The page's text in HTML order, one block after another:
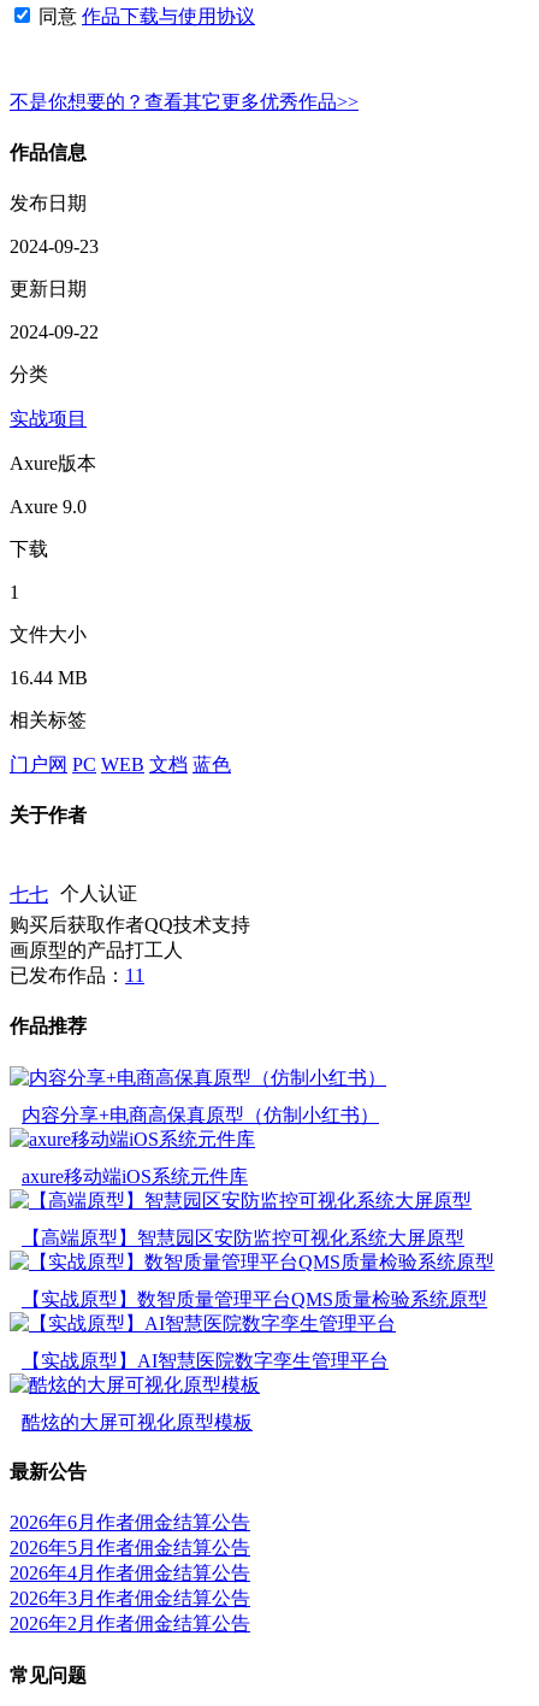
同意 作品下载与使用协议
不是你想要的？查看其它更多优秀作品>>
作品信息
发布日期
2024-09-23
更新日期
2024-09-22
分类
实战项目
Axure版本
Axure 9.0
下载
1
文件大小
16.44 MB
相关标签
门户网 PC WEB 文档 蓝色
关于作者
七七
个人认证
购买后获取作者QQ技术支持
画原型的产品打工人
已发布作品： 11
作品推荐
内容分享+电商高保真原型（仿制小红书）
axure移动端iOS系统元件库
【高端原型】智慧园区安防监控可视化系统大屏原型
【实战原型】数智质量管理平台QMS质量检验系统原型
【实战原型】AI智慧医院数字孪生管理平台
酷炫的大屏可视化原型模板
最新公告
2026年6月作者佣金结算公告
2026年5月作者佣金结算公告
2026年4月作者佣金结算公告
2026年3月作者佣金结算公告
2026年2月作者佣金结算公告
常见问题